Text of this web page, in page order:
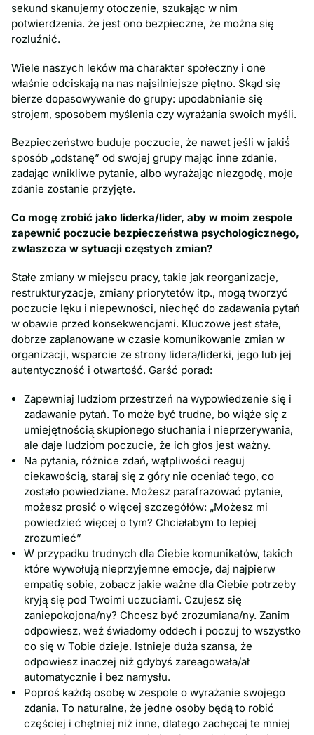
sekund skanujemy otoczenie, szukając w nim
potwierdzenia. że jest ono bezpieczne, że można się
rozluźnić.
Wiele naszych leków ma charakter społeczny i one
właśnie odciskają na nas najsilniejsze piętno. Skąd się
bierze dopasowywanie do grupy: upodabnianie się
strojem, sposobem myślenia czy wyrażania swoich myśli.
Bezpieczeństwo buduje poczucie, że nawet jeśli w jakiś́
sposób „odstanę” od swojej grupy mając inne zdanie,
zadając wnikliwe pytanie, albo wyrażając niezgodę, moje
zdanie zostanie przyjęte.
Co mogę zrobić jako liderka/lider, aby w moim zespole
zapewnić poczucie bezpieczeństwa psychologicznego,
zwłaszcza w sytuacji częstych zmian?
Stałe zmiany w miejscu pracy, takie jak reorganizacje,
restrukturyzacje, zmiany priorytetów itp., mogą tworzyć
poczucie lęku i niepewności, niechęć do zadawania pytań
w obawie przed konsekwencjami. Kluczowe jest stałe,
dobrze zaplanowane w czasie komunikowanie zmian w
organizacji, wsparcie ze strony lidera/liderki, jego lub jej
autentyczność i otwartość. Garść porad:
Zapewniaj ludziom przestrzeń na wypowiedzenie się i
zadawanie pytań. To może być trudne, bo wiąże się̨ z
umiejętnością̨ skupionego słuchania i nieprzerywania,
ale daje ludziom poczucie, że ich głos jest ważny.
Na pytania, różnice zdań, wątpliwości reaguj
ciekawością, staraj się z góry nie oceniać tego, co
zostało powiedziane. Możesz parafrazować pytanie,
możesz prosić o więcej szczegółów: „Możesz mi
powiedzieć więcej o tym? Chciałabym to lepiej
zrozumieć”
W przypadku trudnych dla Ciebie komunikatów, takich
które wywołują nieprzyjemne emocje, daj najpierw
empatię sobie, zobacz jakie ważne dla Ciebie potrzeby
kryją̨ się̨ pod Twoimi uczuciami. Czujesz się
zaniepokojona/ny? Chcesz być zrozumiana/ny. Zanim
odpowiesz, weź świadomy oddech i poczuj to wszystko
co się w Tobie dzieje. Istnieje duża szansa, że
odpowiesz inaczej niż gdybyś zareagowała/ał
automatycznie i bez namysłu.
Poproś każdą osobę w zespole o wyrażanie swojego
zdania. To naturalne, że jedne osoby będą to robić
częściej i chętniej niż inne, dlatego zachęcaj te mniej